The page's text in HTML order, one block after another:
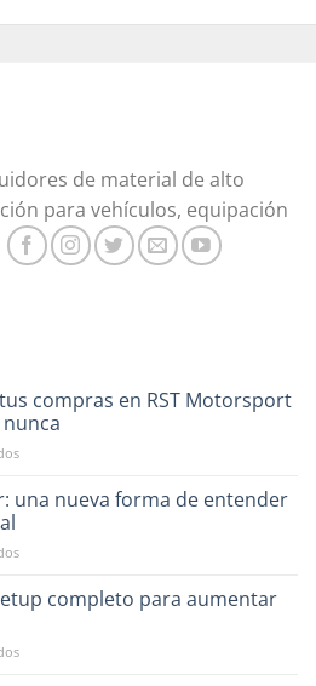
de material de alto
para vehículos, equipación
compras en RST Motorsport
en
financiar
en
Motorsport
fácil
una nueva forma de entender
en
Ultra
Shifter:
nueva
completo para aumentar
en